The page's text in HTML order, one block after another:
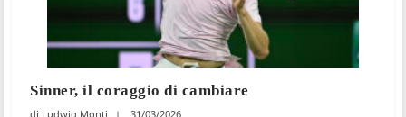
Sinner, il coraggio di cambiare
Ludwig Monti 31/03/2026